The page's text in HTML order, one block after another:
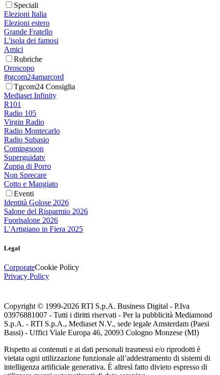
Speciali
Elezioni Italia
Elezioni estero
Grande Fratello
L'isola dei famosi
Amici
Rubriche
Oroscopo
#tgcom24amarcord
Tgcom24 Consiglia
Mediaset Infinity
R101
Radio 105
Virgin Radio
Radio Montecarlo
Radio Subasio
Comingsoon
Superguidatv
Zuppa di Porro
Non Sprecare
Cotto e Mangiato
Eventi
Identità Golose 2026
Salone del Risparmio 2026
Fuorisalone 2026
L'Artigiano in Fiera 2025
Legal
CorporateCookie Policy
Privacy Policy
Copyright © 1999-2026 RTI S.p.A. Business Digital - P.Iva
03976881007 - Tutti i diritti riservati - Per la pubblicità Mediamond
S.p.A. - RTI S.p.A., Mediaset N.V., sede legale Amsterdam (Paesi
Bassi) - Uffici Viale Europa 46, 20093 Cologno Monzese (MI)
Rispetto ai contenuti e ai dati personali trasmessi e/o riprodotti è
vietata ogni utilizzazione funzionale all’addestramento di sistemi di
intelligenza artificiale generativa. È altresì fatto divieto espresso di